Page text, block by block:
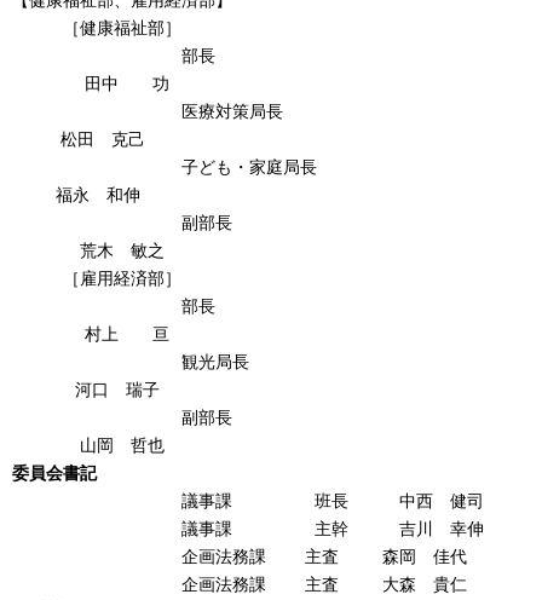
［健康福祉部］
部長
田中 功
医療対策局長
松田 克己
子ども・家庭局長
福永 和伸
副部長
荒木 敏之
［雇用経済部］
部長
村上 亘
観光局長
河口 瑞子
副部長
山岡 哲也
委員会書記
議事課 班長 中西 健司
議事課 主幹 吉川 幸伸
企画法務課 主査 森岡 佳代
企画法務課 主査 大森 貴仁